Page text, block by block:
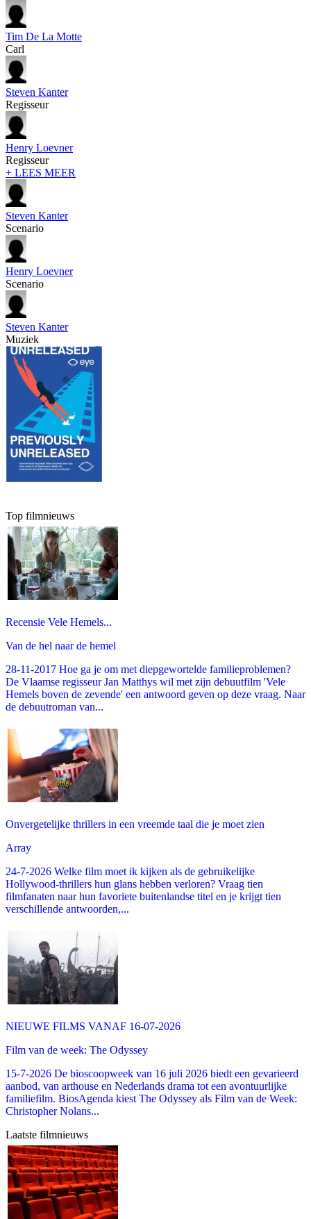
Tim De La Motte
Carl
Steven Kanter
Regisseur
Henry Loevner
Regisseur
+ LEES MEER
Steven Kanter
Scenario
Henry Loevner
Scenario
Steven Kanter
Muziek
Top filmnieuws
Recensie Vele Hemels...
Van de hel naar de hemel
28-11-2017 Hoe ga je om met diepgewortelde familieproblemen?
De Vlaamse regisseur Jan Matthys wil met zijn debuutfilm 'Vele
Hemels boven de zevende' een antwoord geven op deze vraag. Naar
de debuutroman van...
Onvergetelijke thrillers in een vreemde taal die je moet zien
Array
24-7-2026 Welke film moet ik kijken als de gebruikelijke
Hollywood-thrillers hun glans hebben verloren? Vraag tien
filmfanaten naar hun favoriete buitenlandse titel en je krijgt tien
verschillende antwoorden,...
NIEUWE FILMS VANAF 16-07-2026
Film van de week: The Odyssey
15-7-2026 De bioscoopweek van 16 juli 2026 biedt een gevarieerd
aanbod, van arthouse en Nederlands drama tot een avontuurlijke
familiefilm. BiosAgenda kiest The Odyssey als Film van de Week:
Christopher Nolans...
Laatste filmnieuws